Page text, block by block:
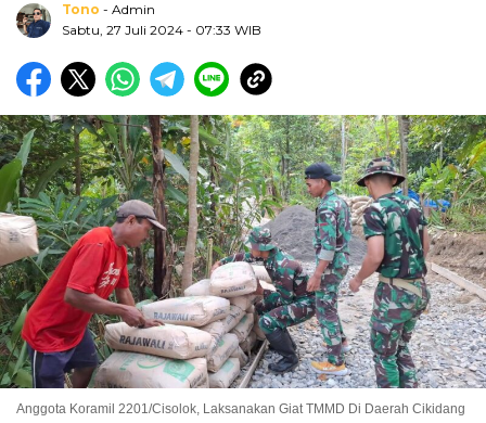
Tono - Admin
Sabtu, 27 Juli 2024 - 07:33 WIB
Anggota Koramil 2201/Cisolok, Laksanakan Giat TMMD Di Daerah Cikidang